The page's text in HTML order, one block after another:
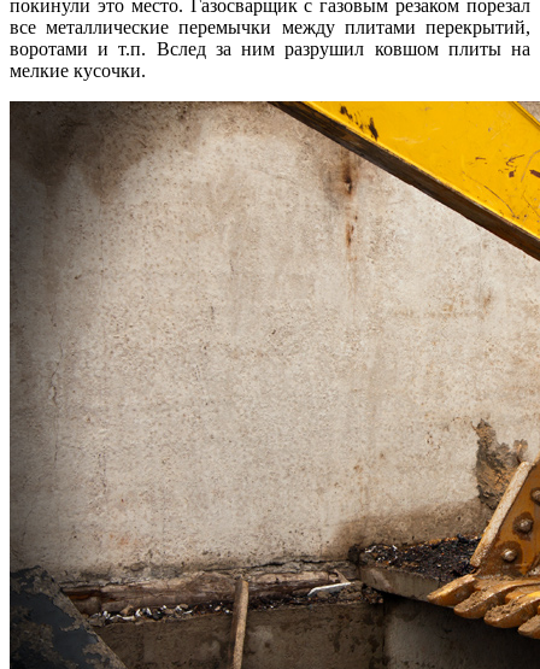
покинули это место. Газосварщик с газовым резаком порезал
все металлические перемычки между плитами перекрытий,
воротами и т.п. Вслед за ним разрушил ковшом плиты на
мелкие кусочки.